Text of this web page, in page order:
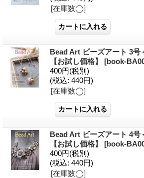
[在庫数◯]
Bead Art ビーズアート 3号
【お試し価格】 [book-
400円(税別)
(税込: 440円)
[在庫数◯]
Bead Art ビーズアート 4号
【お試し価格】 [book-
400円(税別)
(税込: 440円)
[在庫数◯]